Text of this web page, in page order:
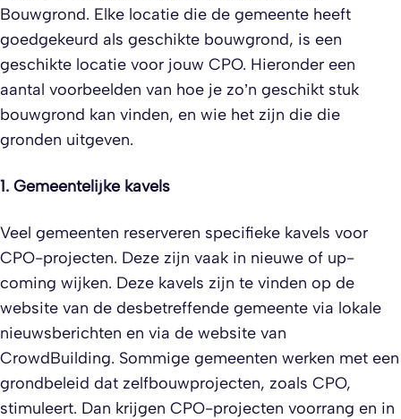
Bouwgrond. Elke locatie die de gemeente heeft
goedgekeurd als geschikte bouwgrond, is een
geschikte locatie voor jouw CPO. Hieronder een
aantal voorbeelden van hoe je zo’n geschikt stuk
bouwgrond kan vinden, en wie het zijn die die
gronden uitgeven.
1. Gemeentelijke kavels
Veel gemeenten reserveren specifieke kavels voor
CPO-projecten. Deze zijn vaak in nieuwe of up-
coming wijken. Deze kavels zijn te vinden op de
website van de desbetreffende gemeente via lokale
nieuwsberichten en via de website van
CrowdBuilding. Sommige gemeenten werken met een
grondbeleid dat zelfbouwprojecten, zoals CPO,
stimuleert. Dan krijgen CPO-projecten voorrang en in